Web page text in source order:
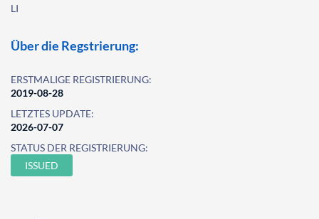
LI
Über die Regstrierung:
ERSTMALIGE REGISTRIERUNG:
2019-08-28
LETZTES UPDATE:
2026-07-07
STATUS DER REGISTRIERUNG:
ISSUED